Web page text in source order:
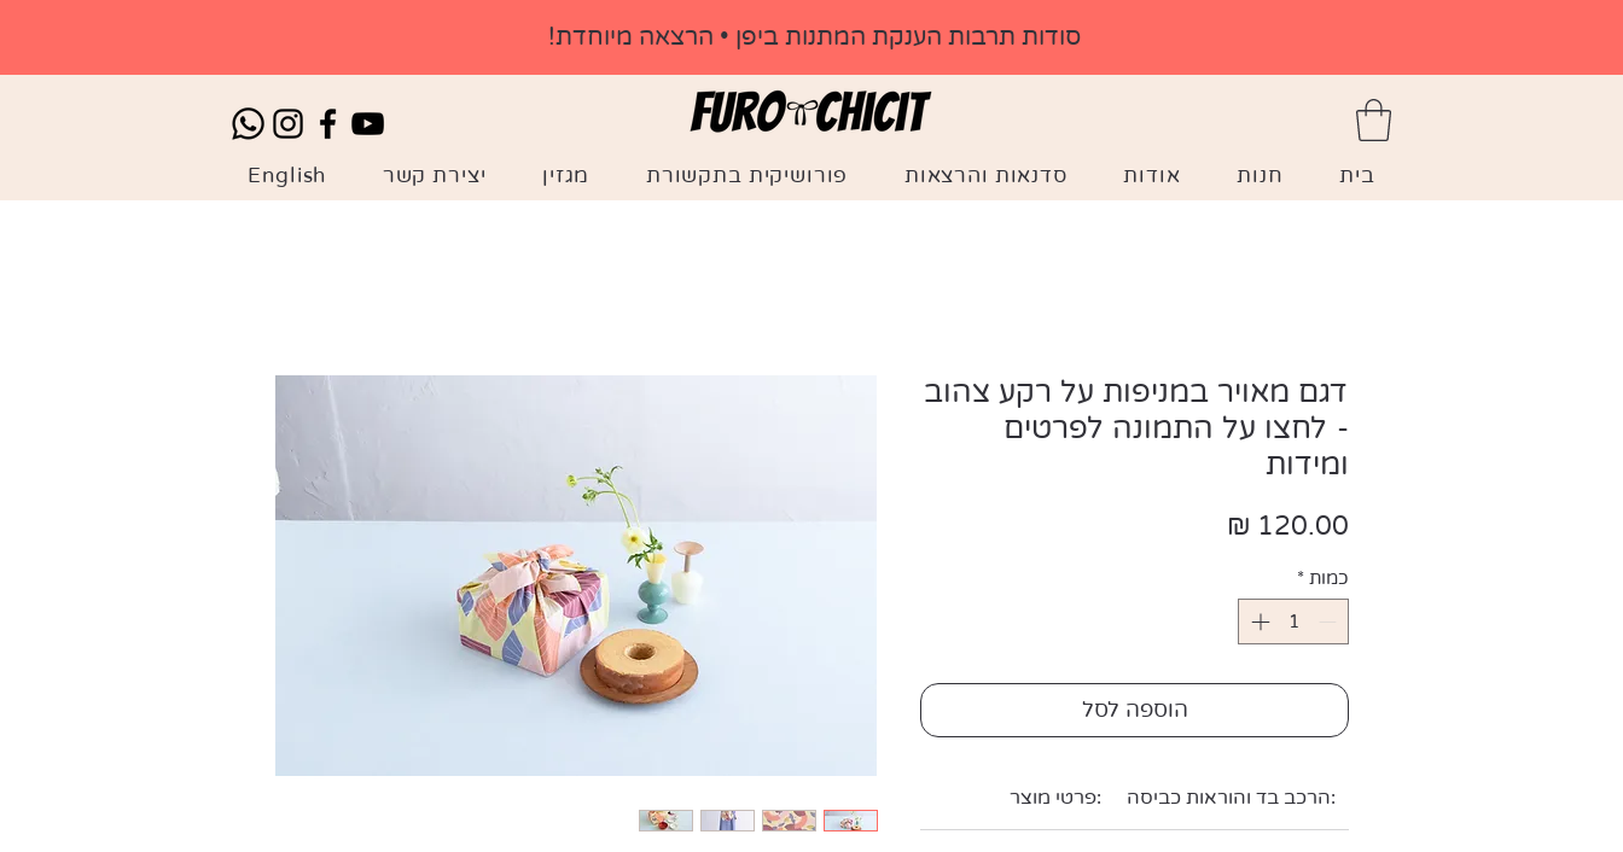
​סודות תרבות הענקת המתנות ביפן • הרצאה מיוחדת!
בית חנות אודות סדנאות והרצאות פורושיקית בתקשורת מגזין יצירת קשר English
דגם מאויר במניפות על רקע צהוב
- לחצו על התמונה לפרטים
ומידות
כמות *
הוספה לסל
פרטי מוצר: הרכב בד והוראות כביסה: